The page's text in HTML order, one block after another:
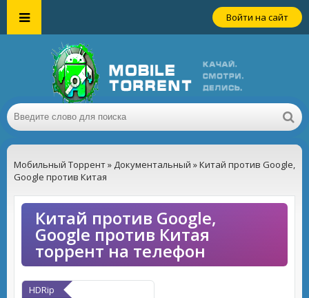
Войти на сайт
Мобильный Торрент» Документальный » Китай против Google,
Google против Китая
Китай против Google,
Google против Китая
торрент на телефон
HDRip